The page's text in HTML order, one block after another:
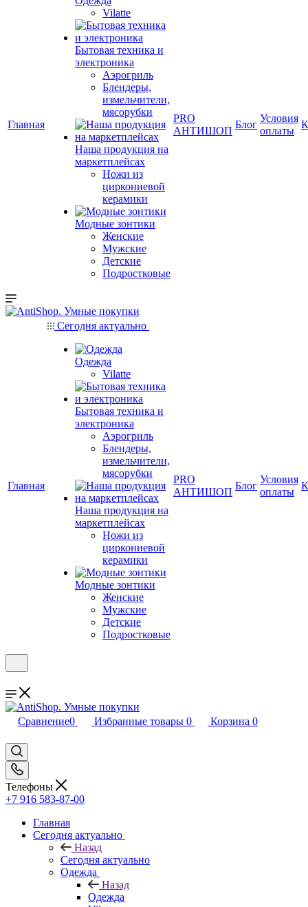
Главная
Vilatte
Бытовая техника и
электроника
Аэрогриль
Блендеры,
измельчители,
мясорубки
Наша продукция на
маркетплейсах
Ножи из
циркониевой
керамики
Модные зонтики
Женские
Мужские
Детские
Подростковые
PRO
АНТИШОП
Блог
Условия
оплаты
Главная
Сегодня актуально
Одежда
Vilatte
Бытовая техника и
электроника
Аэрогриль
Блендеры,
измельчители,
мясорубки
Наша продукция на
маркетплейсах
Ножи из
циркониевой
керамики
Модные зонтики
Женские
Мужские
Детские
Подростковые
PRO
АНТИШОП
Блог
Условия
оплаты
Сравнение0 Избранные товары 0 Корзина 0
Телефоны
+7 916 583-87-00
Главная
Сегодня актуально
Назад
Сегодня актуально
Одежда
Назад
Одежда